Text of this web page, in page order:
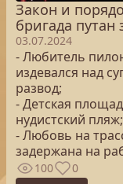
Закон и
бригада
03.07.2024
- Любитель
издевался над
развод;
- Детская
нудистский пляж;
- Любовь на
задержана на
100 0